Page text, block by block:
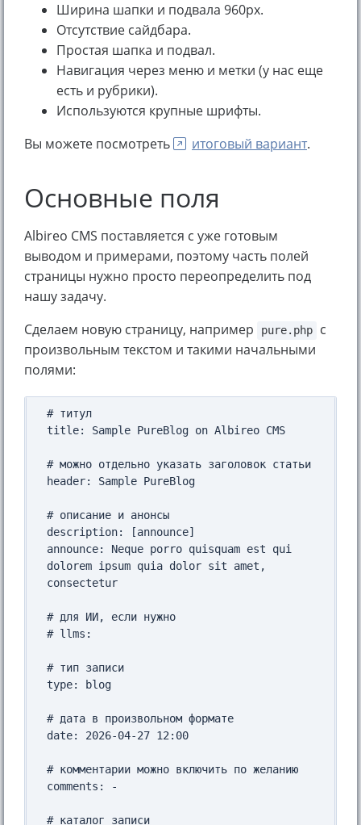
Ширина шапки и подвала 960px.
Отсутствие сайдбара.
Простая шапка и подвал.
Навигация через меню и метки (у нас еще
есть и рубрики).
Используются крупные шрифты.
Вы можете посмотреть
итоговый вариант.
Основные поля
Albireo CMS поставляется с уже готовым
выводом и примерами, поэтому часть полей
страницы нужно просто переопределить под
нашу задачу.
Сделаем новую страницу, например
pure.php
с
произвольным текстом и такими начальными
полями:
# титул
title: Sample PureBlog on Albireo CMS
# можно отдельно указать заголовок статьи
header: Sample PureBlog
# описание и анонсы
description: [announce]
announce: Neque porro quisquam est qui
dolorem ipsum quia dolor sit amet,
consectetur
# для ИИ, если нужно
# llms:
# тип записи
type: blog
# дата в произвольном формате
date: 2026-04-27 12:00
# комментарии можно включить по желанию
comments: -
# каталог записи